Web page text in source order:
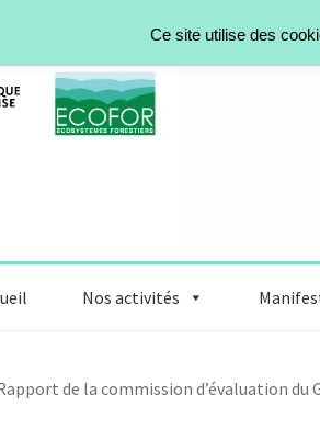
Nos activités
de la commission d’évaluation du
Ce site utilise des